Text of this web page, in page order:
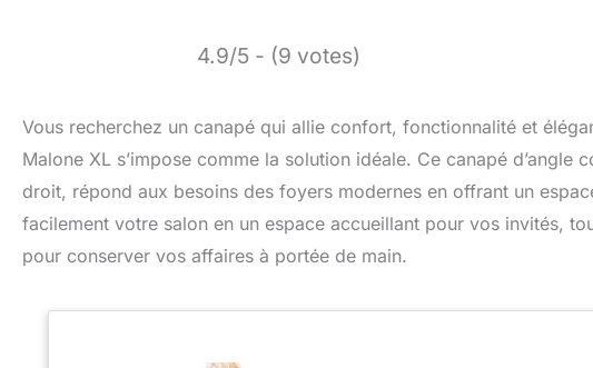
4.9/5 - (9 votes)
Vous recherchez un canapé qui allie confort, fonctionnalité et
Malone XL s’impose comme la solution idéale. Ce canapé
droit, répond aux besoins des foyers modernes en offrant un
facilement votre salon en un espace accueillant pour vos invités,
pour conserver vos affaires à portée de main.